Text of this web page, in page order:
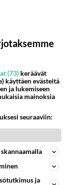
Charlie
vankilaan
(73) keräävät
käyttäen evästeitä
ja lukemiseen
mainoksia
seuraaviin:
ja